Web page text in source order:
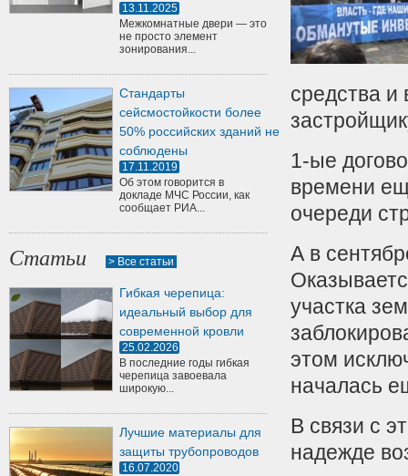
13.11.2025
Межкомнатные двери — это
не просто элемент
зонирования...
Стандарты
сейсмостойкости более
50% российских зданий не
соблюдены
17.11.2019
Об этом говорится в
докладе МЧС России, как
сообщает РИА...
Статьи > Все статьи
Гибкая черепица:
идеальный выбор для
современной кровли
25.02.2026
В последние годы гибкая
черепица завоевала
широкую...
Лучшие материалы для
защиты трубопроводов
16.07.2020
средства и
1-ые
времени
очереди
А в
участка
этом
началась
В связи с
надежде